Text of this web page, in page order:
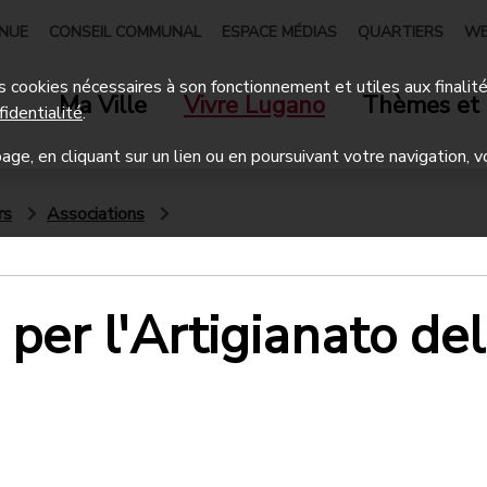
CONSEIL COMMUNAL ESPACE MÉDIAS QUARTIERS
Ma Ville Vivre Lugano Thèmes et
Associations
l'Artigianato del
nécessaires à son fonctionnement et utiles aux
.
en cliquant sur un lien ou en poursuivant votre navigation,